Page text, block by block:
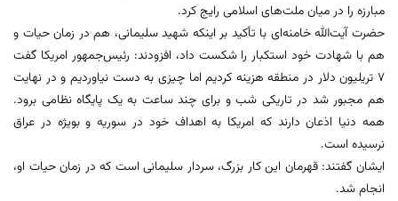
مبارزه را در میان ملت‌های اسلامی رایج کرد.
حضرت آیت‌الله خامنه‌ای با تأکید بر اینکه شهید سلیمانی، هم در زمان حیات و
هم با شهادت خود استکبار را شکست داد، افزودند: رئیس‌جمهور امریکا گفت
۷ تریلیون دلار در منطقه هزینه کردیم اما چیزی به دست نیاوردیم و در نهایت
هم مجبور شد در تاریکی شب و برای چند ساعت به یک پایگاه نظامی برود.
همه دنیا اذعان دارند که امریکا به اهداف خود در سوریه و بویژه در عراق
نرسیده است.
ایشان گفتند: قهرمان این کار بزرگ، سردار سلیمانی است که در زمان حیات او،
انجام شد.